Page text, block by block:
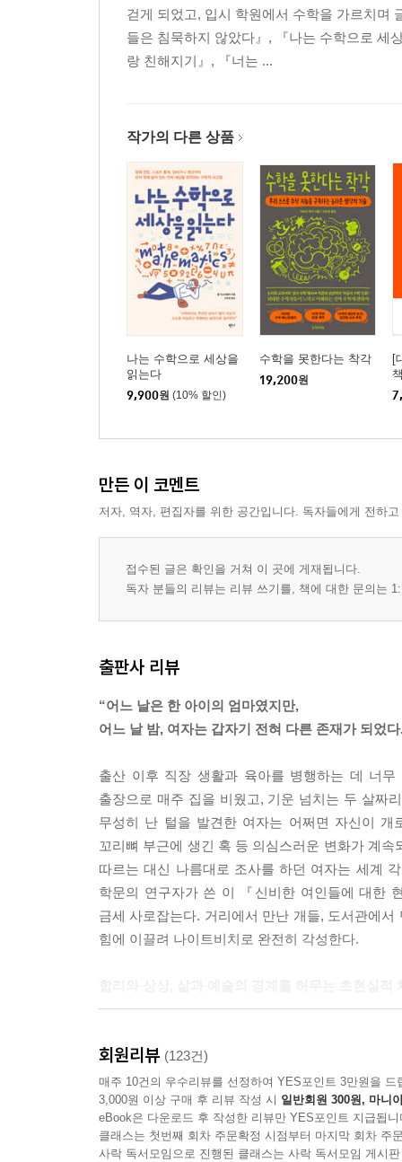
걷게 되었고, 입시 학원에서 수학을 가르치며
들은 침묵하지 않았다』, 『나는 수학으로 세
랑 친해지기』, 『너는 ...
작가의 다른 상품
나는 수학으로 세상을
읽는다
9,900원 (10% 할인)
수학을 못한다는 착각
19,200원
[
만든 이 코멘트
저자, 역자, 편집자를 위한 공간입니다. 독자들에게 전하
접수된 글은 확인을 거쳐 이 곳에 게재됩니다.
독자 분들의 리뷰는 리뷰 쓰기를, 책에 대한 문의는
출판사 리뷰
“어느 날은 한 아이의 엄마였지만,
어느 날 밤, 여자는 갑자기 전혀 다른 존재가 되었
출산 이후 직장 생활과 육아를 병행하는 데 너
출장으로 매주 집을 비웠고, 기운 넘치는 두 살짜
무성히 난 털을 발견한 여자는 어쩌면 자신이 개
꼬리뼈 부근에 생긴 혹 등 의심스러운 변화가 계
따르는 대신 나름대로 조사를 하던 여자는 세계
학문의 연구자가 쓴 이 『신비한 여인들에 대한
금세 사로잡는다. 거리에서 만난 개들, 도서관에
힘에 이끌려 나이트비치로 완전히 각성한다.
포착한다. 한때 공공 미술관에서 성실하게 경력을
필요가 없다’는 믿음으로 출산 후에도 일과 가정
직장을 포기한다. 남의 손에 아이를 맡기지 않고
인해 나날이 심신이 지쳐 갈 뿐이다. ‘꿈의 직업’
밤과 예술 없이 보낸 수천 번의 오후”로 고갈된
회원리뷰 (123건)
매주 10건의 우수리뷰를 선정하여 YES포인트 3만원을 드
3,000원 이상 구매 후 리뷰 작성 시 일반회원 300원, 마니
eBook은 다운로드 후 작성한 리뷰만 YES포인트 지급됩니
클래스는 첫번째 회차 주문확정 시점부터 마지막 회차 주
사락 독서모임으로 진행된 클래스는 사락 독서모임 게시